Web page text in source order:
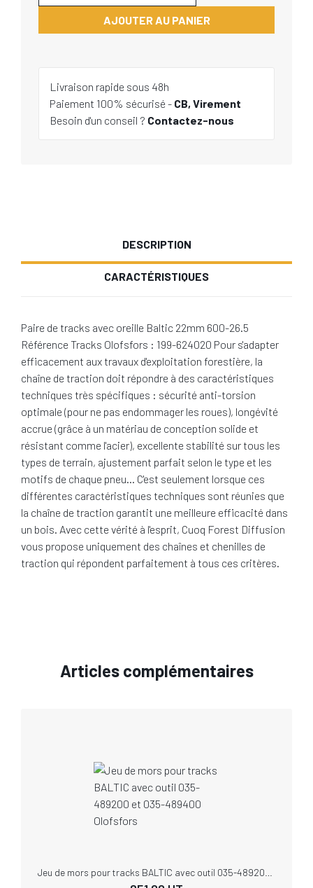
AJOUTER AU PANIER
Livraison rapide sous 48h
Paiement 100% sécurisé - CB, Virement
Besoin d'un conseil ? Contactez-nous
DESCRIPTION
CARACTÉRISTIQUES
Paire de tracks avec oreille Baltic 22mm 600-26.5
Référence Tracks Olofsfors : 199-624020 Pour s'adapter
efficacement aux travaux d'exploitation forestière, la
chaîne de traction doit répondre à des caractéristiques
techniques très spécifiques : sécurité anti-torsion
optimale (pour ne pas endommager les roues), longévité
accrue (grâce à un matériau de conception solide et
résistant comme l'acier), excellente stabilité sur tous les
types de terrain, ajustement parfait selon le type et les
motifs de chaque pneu… C'est seulement lorsque ces
différentes caractéristiques techniques sont réunies que
la chaîne de traction garantit une meilleure efficacité dans
un bois. Avec cette vérité à l'esprit, Cuoq Forest Diffusion
vous propose uniquement des chaînes et chenilles de
traction qui répondent parfaitement à tous ces critères.
Articles complémentaires